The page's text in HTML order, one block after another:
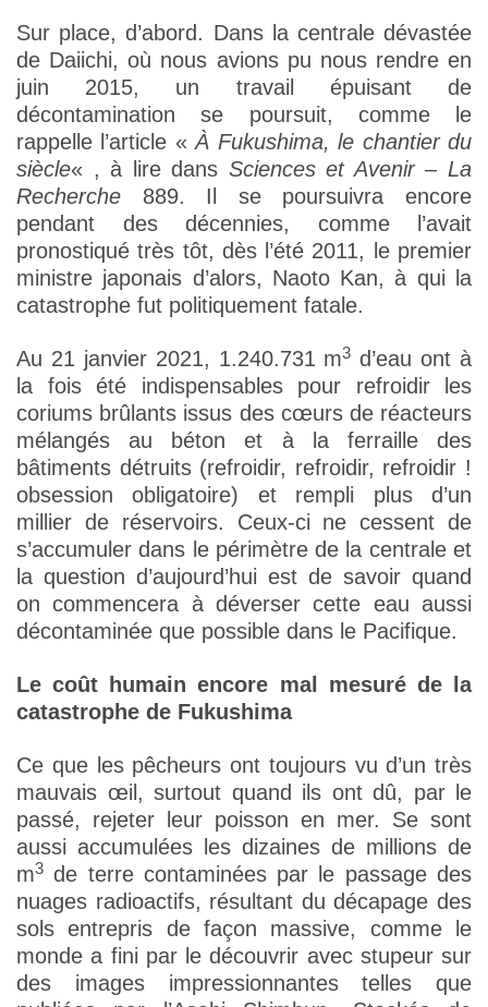
Sur place, d’abord. Dans la centrale dévastée
de Daiichi, où nous avions pu nous rendre en
juin 2015, un travail épuisant de
décontamination se poursuit, comme le
rappelle l’article «À Fukushima, le chantier du
siècle« , à lire dans Sciences et Avenir – La
Recherche 889. Il se poursuivra encore
pendant des décennies, comme l’avait
pronostiqué très tôt, dès l’été 2011, le premier
ministre japonais d’alors, Naoto Kan, à qui la
catastrophe fut politiquement fatale.
Au 21 janvier 2021, 1.240.731 m3 d’eau ont à
la fois été indispensables pour refroidir les
coriums brûlants issus des cœurs de réacteurs
mélangés au béton et à la ferraille des
bâtiments détruits (refroidir, refroidir, refroidir !
obsession obligatoire) et rempli plus d’un
millier de réservoirs. Ceux-ci ne cessent de
s’accumuler dans le périmètre de la centrale et
la question d’aujourd’hui est de savoir quand
on commencera à déverser cette eau aussi
décontaminée que possible dans le Pacifique.
Le coût humain encore mal mesuré de la
catastrophe de Fukushima
Ce que les pêcheurs ont toujours vu d’un très
mauvais œil, surtout quand ils ont dû, par le
passé, rejeter leur poisson en mer. Se sont
aussi accumulées les dizaines de millions de
m3 de terre contaminées par le passage des
nuages radioactifs, résultant du décapage des
sols entrepris de façon massive, comme le
monde a fini par le découvrir avec stupeur sur
des images impressionnantes telles que